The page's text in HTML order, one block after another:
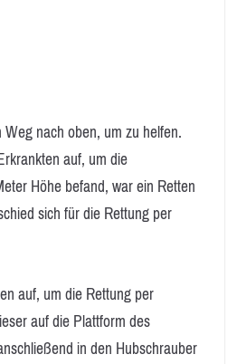
nach oben, um zu helfen.
auf, um die
Höhe befand, war ein Retten
sich für die Rettung per
auf, um die Rettung per
auf die Plattform des
in den Hubschrauber